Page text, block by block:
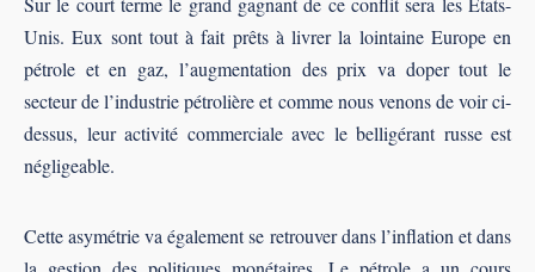
Unis. Eux sont tout à fait prêts à livrer la lointaine Europe en
pétrole et en gaz, l’augmentation des prix va doper tout le
secteur de l’industrie pétrolière et comme nous venons de voir ci-
dessus, leur activité commerciale avec le belligérant russe est
négligeable.
Cette asymétrie va également se retrouver dans l’inflation et dans